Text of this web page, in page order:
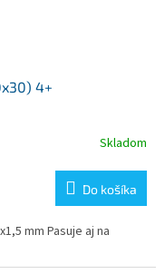
4+
Skladom
Do košíka
mm Pasuje aj na